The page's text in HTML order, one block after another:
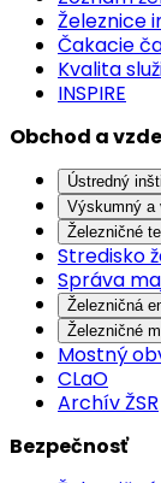
Železnice
Čakacie
Kvalita
INSPIRE
Obchod a
Ústredný
Výskumný a
Železničné
Stredisko
Správa
Železničná
Železničné
Mostný
CLaO
Archív ŽSR
Bezpečnosť